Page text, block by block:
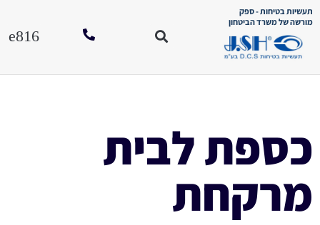
תעשיות בטיחות - ספק
מורשה של משרד הביטחון
כספת לבית
מרקחת